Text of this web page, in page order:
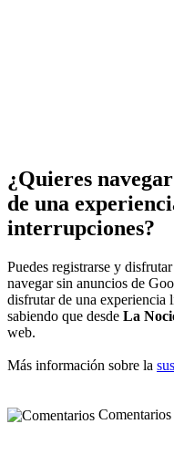
¿Quieres
de una
interrupciones?
Puedes registrarse y
navegar sin anuncios de
disfrutar de una experiencia
sabiendo que desde La
web.
Más información sobre la
Comentarios